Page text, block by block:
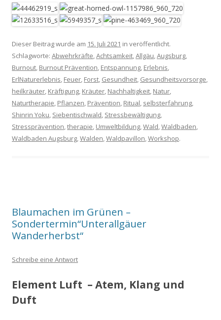
Dieser Beitrag wurde am 15. Juli 2021 in veröffentlicht.
Schlagworte: Abwehrkräfte,Achtsamkeit,Allgäu,Augsburg,
Burnout, Burnout Prävention, Entspannung, Erlebnis,
ErlNaturerlebnis, Feuer, Forst, Gesundheit, Gesundheitsvorsorge,
heilkräuter, Kräftigung, Kräuter, Nachhaltigkeit, Natur,
Naturtherapie, Pflanzen, Prävention, Ritual, selbsterfahrung,
Shinrin Yoku, Siebentischwald, Stressbewältigung,
Stressprävention,therapie, Umweltbildung,Wald,Waldbaden,
Waldbaden Augsburg,Walden,Waldpavillon,Workshop.
Blaumachen im Grünen –
Sondertermin“Unterallgäuer
Wanderherbst“
Schreibe eine Antwort
Element Luft – Atem, Klang und
Duft